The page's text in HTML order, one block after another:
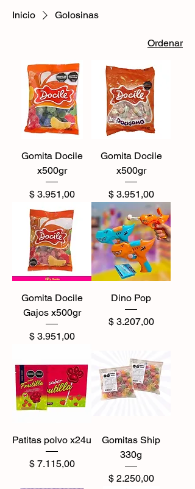
Inicio Golosinas
Ordenar
Gomita Docile
x500gr
Precio
$ 3.951,00
Gomita Docile
x500gr
Precio
$ 3.951,00
Gomita Docile
Gajos x500gr
Precio
$ 3.951,00
Dino Pop
Precio
$ 3.207,00
Patitas polvo x24u
Precio
$ 7.115,00
Gomitas Ship
330g
Precio
$ 2.250,00